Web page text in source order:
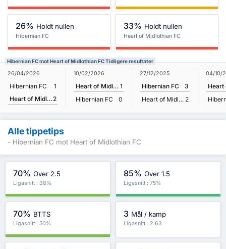
26% Holdt nullen
Hibernian FC
33% Holdt nullen
Heart of Midlothian FC
Hibernian FC mot Heart of Midlothian FC Tidligere resultater
26/04/2026
Hibernian FC
1
Heart of Midlothian FC2
10/02/2026
Heart of Midlothian FC 1
Hibernian FC
0
27/12/2025
Hibernian FC
3
Heart of Midlothian FC 2
04/10/
Alle tippetips
- Hibernian FC mot Heart of Midlothian FC
70% Over 2.5
Ligasnitt : 38%
85% Over 1.5
Ligasnitt : 75%
70% BTTS
Ligasnitt : 50%
3 Mål / kamp
Ligasnitt : 2.63